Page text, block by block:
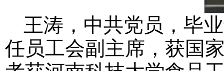
王涛，中共党员，毕
任员工会副主席，获国